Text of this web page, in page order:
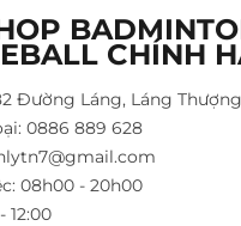
CHÍNH
Đường Láng, Láng
0886 889 628
08h00 - 20h00
12:00